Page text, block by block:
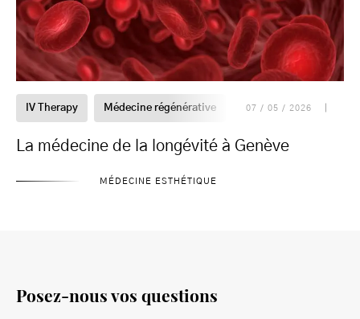
IV Therapy Médecine régénérative Prévention
07 / 05 / 2026
La médecine de la longévité à Genève
MÉDECINE ESTHÉTIQUE
Posez-nous vos questions